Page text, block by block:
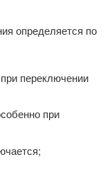
определяется по
переключении
при